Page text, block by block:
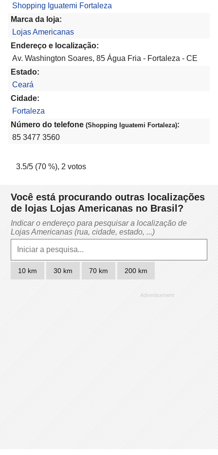
Shopping Iguatemi Fortaleza
Marca da loja:
Lojas Americanas
Endereço e localização:
Av. Washington Soares, 85 Água Fria - Fortaleza - CE
Estado:
Ceará
Cidade:
Fortaleza
Número do telefone (Shopping Iguatemi Fortaleza):
85 3477 3560
3.5/5 (70 %), 2 votos
Você está procurando outras localizações
de lojas Lojas Americanas no Brasil?
Indicar o endereço para pesquisar a localização de
Lojas Americanas (rua, cidade, estado, ...)
10 km 30 km 70 km 200 km